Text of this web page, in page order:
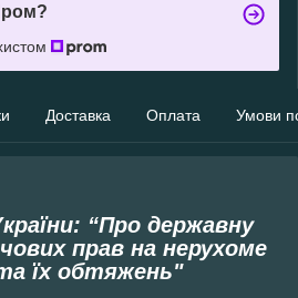
Доставка Оплата Умови
“Про державну
прав на нерухоме
їх обтяжень"